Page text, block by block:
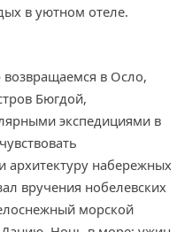
в уютном отеле.
в Осло,
Бюгдой,
экспедициями в
архитектуру набережных
вручения нобелевских
морской